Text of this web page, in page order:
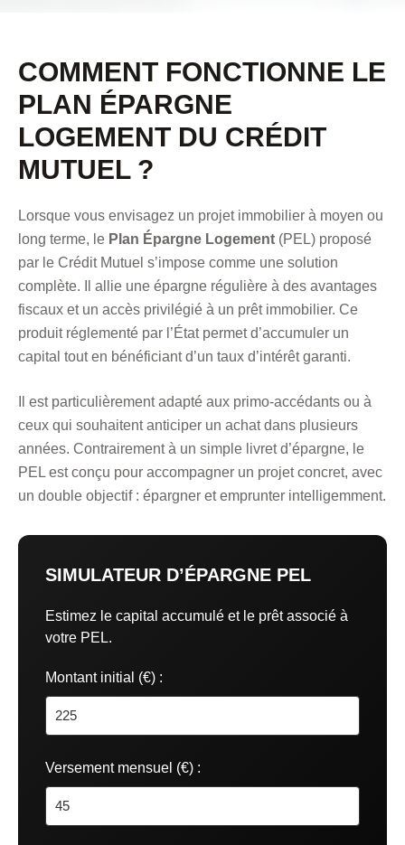
COMMENT FONCTIONNE LE
PLAN ÉPARGNE
LOGEMENT DU CRÉDIT
MUTUEL ?
Lorsque vous envisagez un projet immobilier à moyen ou
long terme, le Plan Épargne Logement (PEL) proposé
par le Crédit Mutuel s’impose comme une solution
complète. Il allie une épargne régulière à des avantages
fiscaux et un accès privilégié à un prêt immobilier. Ce
produit réglementé par l’État permet d’accumuler un
capital tout en bénéficiant d’un taux d’intérêt garanti.
Il est particulièrement adapté aux primo-accédants ou à
ceux qui souhaitent anticiper un achat dans plusieurs
années. Contrairement à un simple livret d’épargne, le
PEL est conçu pour accompagner un projet concret, avec
un double objectif : épargner et emprunter intelligemment.
SIMULATEUR D’ÉPARGNE PEL
Estimez le capital accumulé et le prêt associé à
votre PEL.
Montant initial (€) :
Versement mensuel (€) :